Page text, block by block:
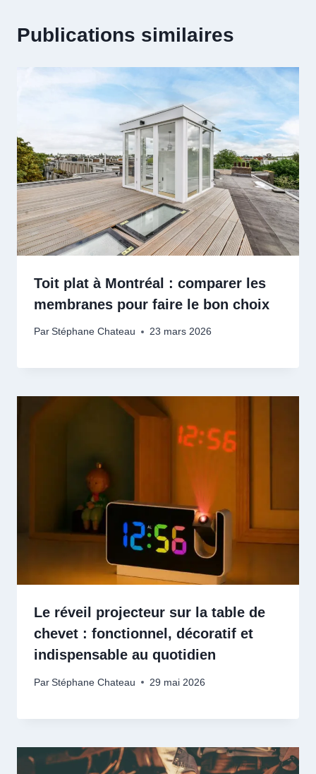
Publications similaires
Toit plat à Montréal : comparer les
membranes pour faire le bon choix
Par Stéphane Chateau 23 mars 2026
Le réveil projecteur sur la table de
chevet : fonctionnel, décoratif et
indispensable au quotidien
Par Stéphane Chateau 29 mai 2026